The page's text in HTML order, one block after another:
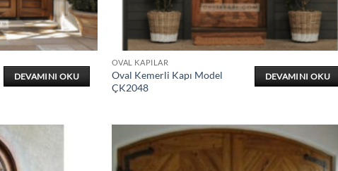
DEVAMINI OKU
OVAL KAPILAR
Oval Kemerli Kapı Model
ÇK2048
DEVAMINI OKU